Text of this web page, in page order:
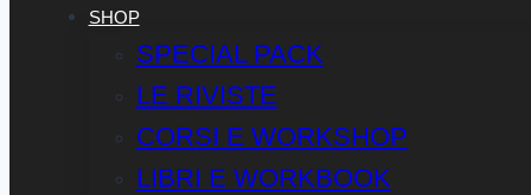
SHOP
SPECIAL PACK
LE RIVISTE
CORSI E WORKSHOP
LIBRI E WORKBOOK